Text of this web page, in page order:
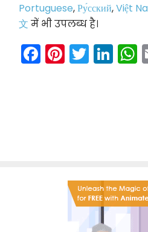
Portuguese,Ру́сский,Việt
文 में भी उपलब्ध है।
Facebook
Pinterest